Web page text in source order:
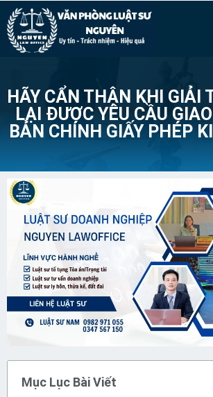
HÃY CẨN THẬN KHI GIẢI
LẠI ĐƯỢC YÊU CẦU
BẢN CHÍNH GIẤY PHÉP
Mục Lục Bài Viết